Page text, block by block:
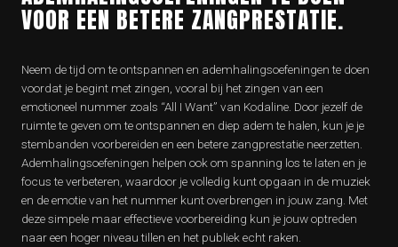
VOOR EEN BETERE ZANGPRESTATIE.
Neem de tijd om te ontspannen en ademhalingsoefeningen te doen
voordat je begint met zingen, vooral bij het zingen van een
emotioneel nummer zoals “All I Want” van Kodaline. Door jezelf de
ruimte te geven om te ontspannen en diep adem te halen, kun je je
stembanden voorbereiden en een betere zangprestatie neerzetten.
Ademhalingsoefeningen helpen ook om spanning los te laten en je
focus te verbeteren, waardoor je volledig kunt opgaan in de muziek
en de emotie van het nummer kunt overbrengen in jouw zang. Met
deze simpele maar effectieve voorbereiding kun je jouw optreden
naar een hoger niveau tillen en het publiek echt raken.